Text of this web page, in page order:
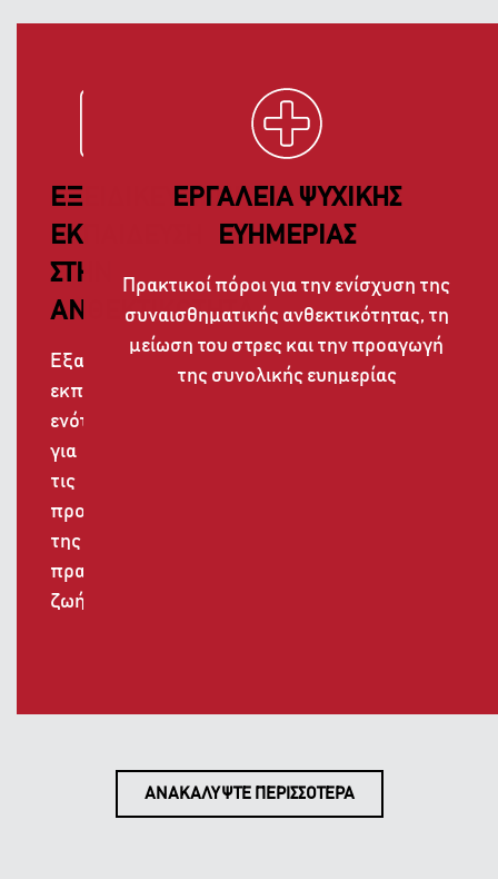
ΕΞΕΙΔΙΚΕΥΜΕΝΗ
ΕΚΠΑΙΔΕΥΣΗ
ΣΤΗΝ
ΑΝΘΕΚΤΙΚΟΤΗΤΑ
Εξατομικευμένες
εκπαιδευτικές
ενότητες
για
τις
προκλήσεις
της
πραγματικής
ζωής
ΕΡΓΑΛΕΙΑ ΨΥΧΙΚΗΣ
ΕΥΗΜΕΡΙΑΣ
Πρακτικοί πόροι για την ενίσχυση της
συναισθηματικής ανθεκτικότητας, τη
μείωση του στρες και την προαγωγή
της συνολικής ευημερίας
ΑΝΑΚΑΛΥΨΤΕ ΠΕΡΙΣΣΟΤΕΡΑ